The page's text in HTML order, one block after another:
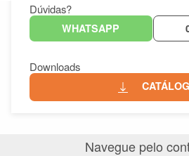
Dúvidas?
WHATSAPP
Downloads
Navegue pelo